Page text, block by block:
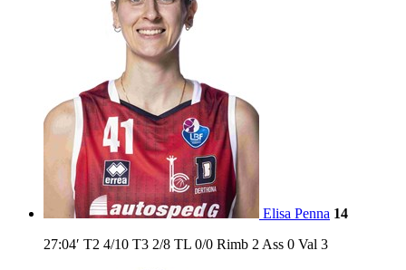
Elisa Penna 14
27:04′ T2 4/10 T3 2/8 TL 0/0 Rimb 2 Ass 0 Val 3